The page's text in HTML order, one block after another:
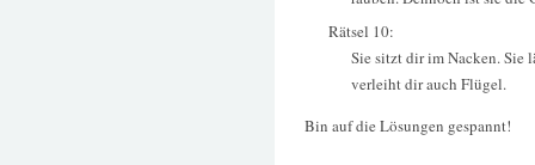
Rätsel 10:
Sie sitzt dir im Nacken. Sie
verleiht dir auch Flügel.
Bin auf die Lösungen gespannt!